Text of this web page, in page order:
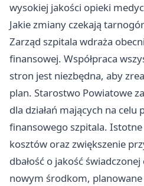
wysokiej jakości opieki
Jakie zmiany czekają
Zarząd szpitala wdraża
finansowej. Współpraca
stron jest niezbędna, aby
plan. Starostwo Powiatowe
dla działań mających na celu
finansowego szpitala.
kosztów oraz zwiększenie
dbałość o jakość
nowym środkom,